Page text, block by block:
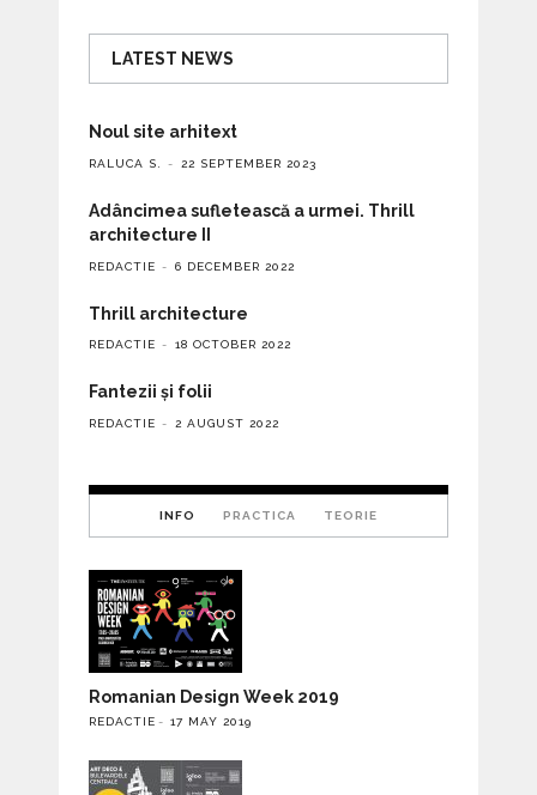
LATEST NEWS
Noul site arhitext
RALUCA S. 22 SEPTEMBER 2023
Adâncimea sufletească a urmei. Thrill
architecture II
REDACTIE 6 DECEMBER 2022
Thrill architecture
REDACTIE 18 OCTOBER 2022
Fantezii și folii
REDACTIE 2 AUGUST 2022
INFO PRACTICA TEORIE
Romanian Design Week 2019
REDACTIE 17 MAY 2019